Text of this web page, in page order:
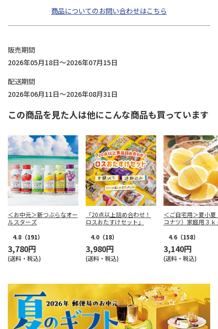
商品についてのお問い合わせはこちら
販売期間
2026年05月18日～2026年07月15日
配送期間
2026年06月11日～2026年08月31日
この商品を見た人は他にこんな商品も買っています
＜お中元＞新つぶらなオー
ルスターズ
4.8 （191）
3,780円
(送料・税込)
「20点以上詰め合わせ！
ロスおたすけセット」
4.0 （18）
3,980円
(送料・税込)
＜ご自宅用＞夏小夏
コナツ）家庭用３ｋ
4.6 （158）
3,140円
(送料・税込)